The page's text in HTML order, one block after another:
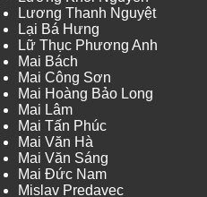
Lương Thanh Nguyệt
Lại Bá Hưng
Lữ Thục Phương Anh
Mai Bách
Mai Công Sơn
Mai Hoàng Bảo Long
Mai Lâm
Mai Tấn Phúc
Mai Văn Hà
Mai Văn Sáng
Mai Đức Nam
Mislav Predavec